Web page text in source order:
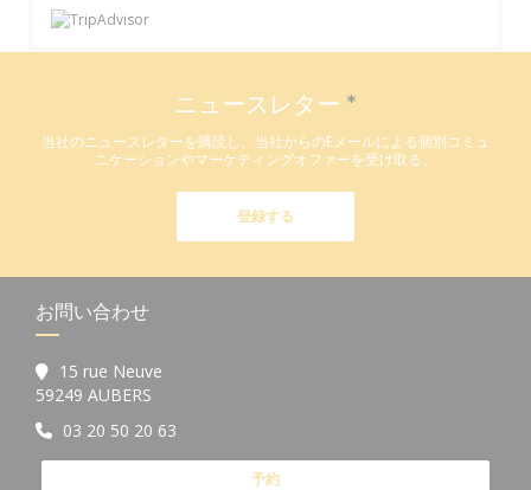
ニュースレター *
当社のニュースレターを購読し、当社からのEメールによる個別コミュ
ニケーションやマーケティングオファーを受け取る。
登録する
お問い合わせ
15 rue Neuve
59249 AUBERS
03 20 50 20 63
予約